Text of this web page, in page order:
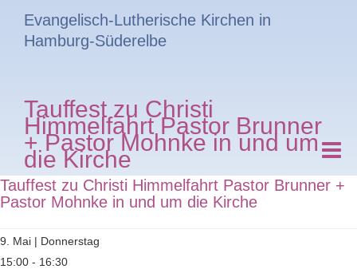
Evangelisch-Lutherische Kirchen in
Hamburg-Süderelbe
Tauffest zu Christi
Himmelfahrt Pastor Brunner
+ Pastor Mohnke in und um
die Kirche
Tauffest zu Christi Himmelfahrt Pastor Brunner +
Pastor Mohnke in und um die Kirche
9. Mai | Donnerstag
15:00 - 16:30